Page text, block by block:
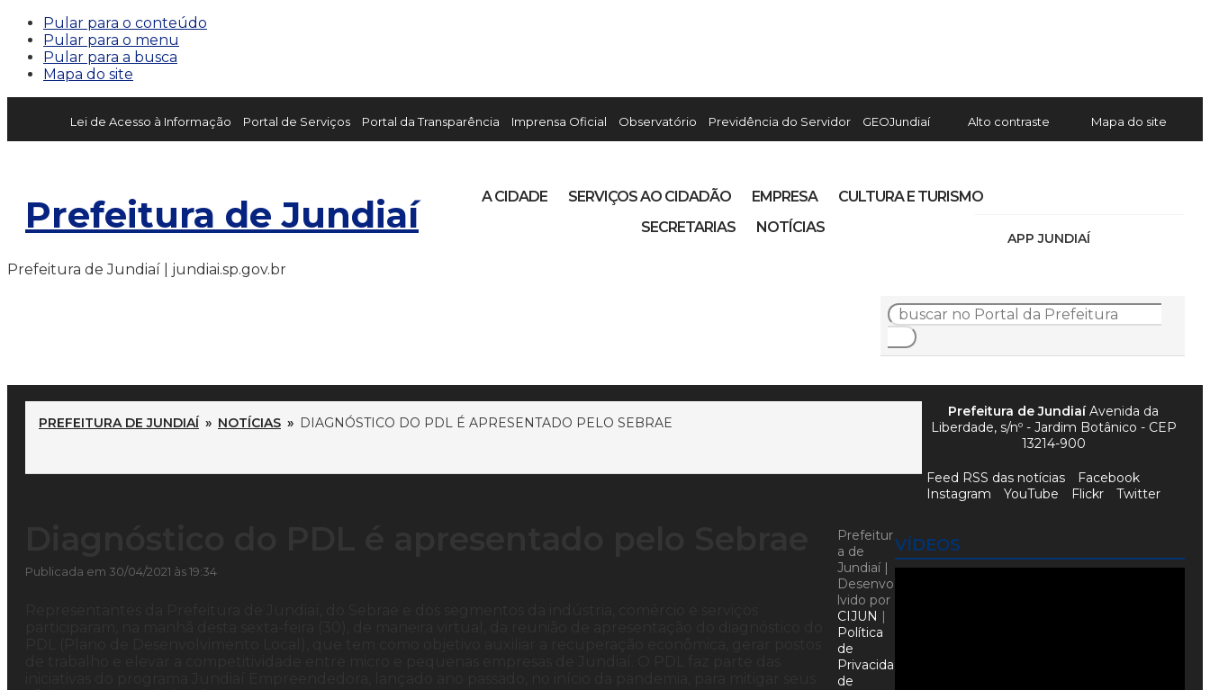
Pular para o conteúdo
Pular para o menu
Pular para a busca
Mapa do site
Lei de Acesso à Informação Portal de Serviços Portal da Transparência Imprensa Oficial Observatório Previdência do Servidor GEOJundiaí Alto contraste Mapa do site
Prefeitura de Jundiaí
APP JUNDIAÍ
A CIDADE SERVIÇOS AO CIDADÃO EMPRESA
CULTURA E TURISMO
SECRETARIAS
NOTÍCIAS
Prefeitura de Jundiaí | jundiai.sp.gov.br
PREFEITURA DE JUNDIAÍ » NOTÍCIAS » DIAGNÓSTICO DO PDL É APRESENTADO PELO SEBRAE
Publicada em 30/04/2021 às 19:34
VÍDEOS
Prefeitura de JundiaíAvenida da
Liberdade, s/nº - Jardim Botânico - CEP
13214-900
Feed RSS das notícias
Facebook
Instagram
YouTube Flickr Twitter
Prefeitur
a de
Jundiaí |
Desenvo
lvido por
CIJUN |
Política
de
Privacida
de